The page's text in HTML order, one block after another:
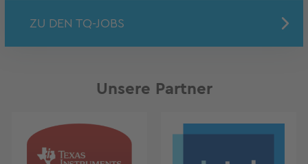
ZU DEN TQ-JOBS
Unsere Partner